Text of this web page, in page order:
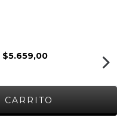
$5.659,00